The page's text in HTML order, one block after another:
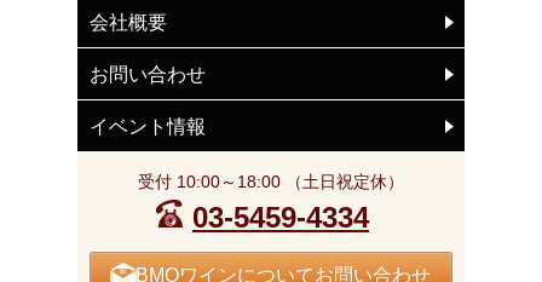
会社概要
お問い合わせ
イベント情報
受付 10:00～18:00 （土日祝定休）
03-5459-4334
BMOワインについてお問い合わせ